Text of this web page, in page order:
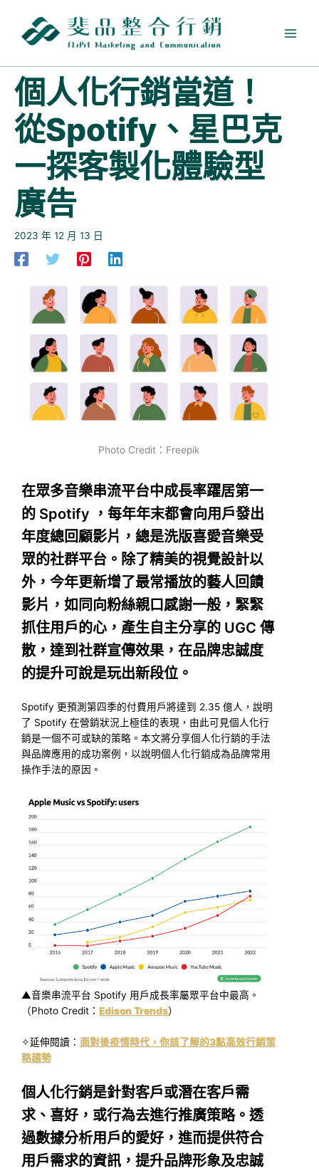
內
個人化行銷當道！
從Spotify、星巴克
一探客製化體驗型
廣告
2023 年 12 月 13 日
Photo Credit：Freepik
在眾多音樂串流平台中成長率躍居第一
的 Spotify ，每年年末都會向用戶發出
年度總回顧影片，總是洗版喜愛音樂受
眾的社群平台。除了精美的視覺設計以
外，今年更新增了最常播放的藝人回饋
影片，如同向粉絲親口感謝一般，緊緊
抓住用戶的心，產生自主分享的 UGC 傳
散，達到社群宣傳效果，在品牌忠誠度
的提升可說是玩出新段位。
Spotify 更預測第四季的付費用戶將達到 2.35 億人，說明
了 Spotify 在營銷狀況上極佳的表現，由此可見個人化行
銷是一個不可或缺的策略。本文將分享個人化行銷的手法
與品牌應用的成功案例，以說明個人化行銷成為品牌常用
操作手法的原因。
▲音樂串流平台 Spotify 用戶成長率屬眾平台中最高。
（Photo Credit： Edison Trends）
✧延伸閱讀： 面對後疫情時代，你該了解的3點高效行銷策
略趨勢
個人化行銷是針對客戶或潛在客戶需
求、喜好，或行為去進行推廣策略。透
過數據分析用戶的愛好，進而提供符合
用戶需求的資訊，提升品牌形象及忠誠